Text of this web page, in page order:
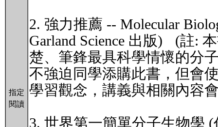
指定
閱讀
2. 強力推薦 -- Molecular
Garland Science 出版) (註:
楚、筆鋒最具科學情懷的分
不強迫同學添購此書，但會
學習觀念，講義與相關內容
3. 世界第一簡單分子生物學